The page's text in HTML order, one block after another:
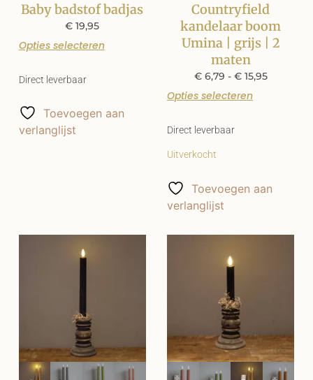
Baby badstof badjas
€ 19,95
Opties selecteren
Direct leverbaar
Toevoegen aan
verlanglijst
Countryfield
kandelaar boom
Umina | grijs | 2
maten
€6,79 - €15,95
Opties selecteren
Direct leverbaar
Uitverkocht
Toevoegen aan
verlanglijst